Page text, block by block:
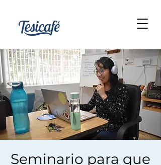
Seminario para que